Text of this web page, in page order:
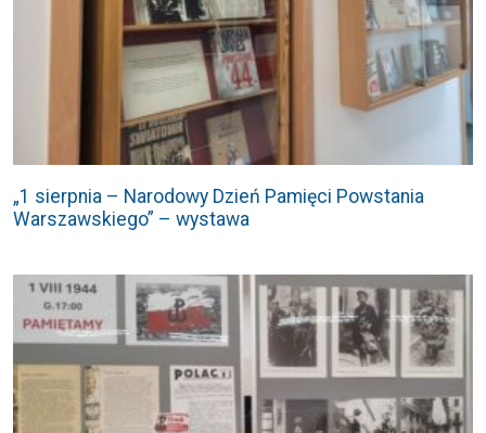
„1 sierpnia – Narodowy Dzień Pamięci Powstania
Warszawskiego” – wystawa